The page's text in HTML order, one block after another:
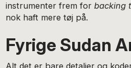
instrumenter frem forbacking
nok haft mere tøj på.
Fyrige Sudan